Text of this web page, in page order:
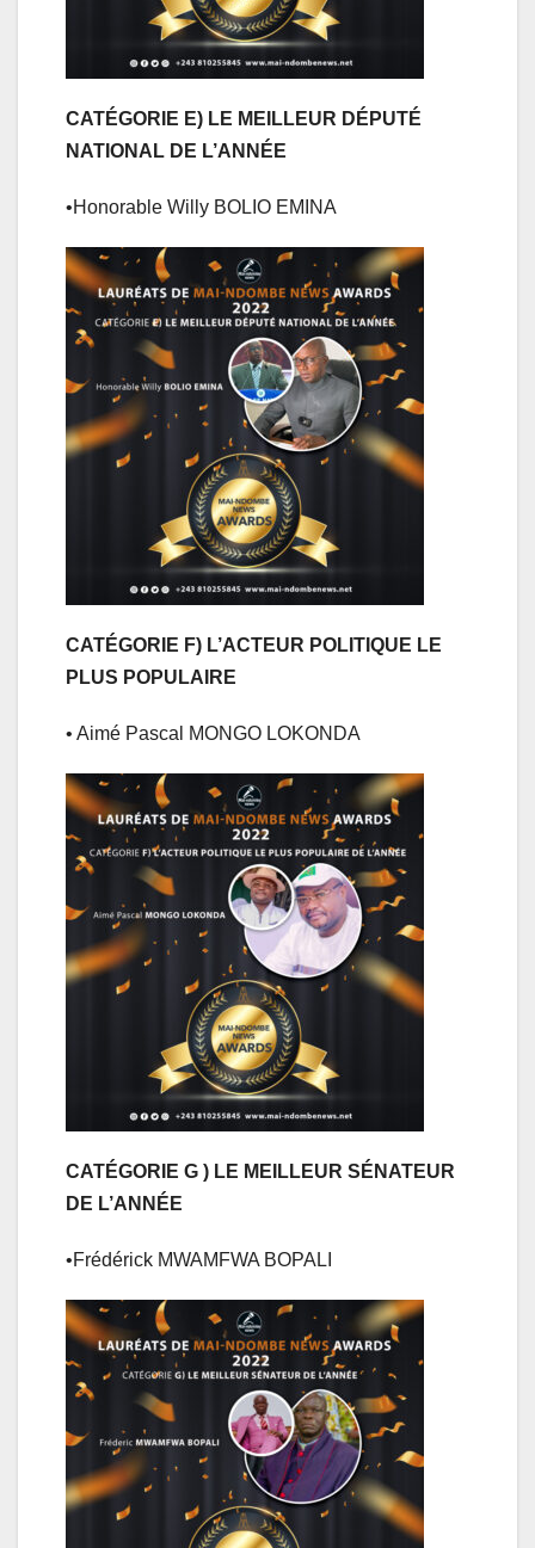
CATÉGORIE E) LE MEILLEUR DÉPUTÉ
NATIONAL DE L’ANNÉE
•Honorable Willy BOLIO EMINA
CATÉGORIE F) L’ACTEUR POLITIQUE LE
PLUS POPULAIRE
• Aimé Pascal MONGO LOKONDA
CATÉGORIE G ) LE MEILLEUR SÉNATEUR
DE L’ANNÉE
•Frédérick MWAMFWA BOPALI